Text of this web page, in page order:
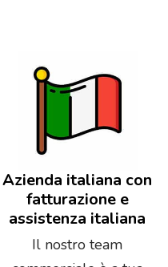
Azienda italiana con
fatturazione e
assistenza italiana
Il nostro team